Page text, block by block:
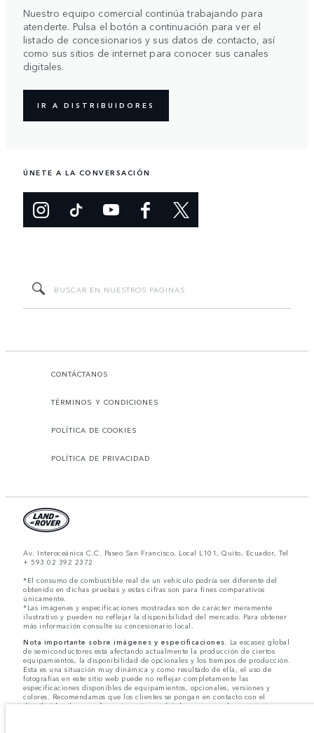
Nuestro equipo comercial continúa trabajando para
atenderte. Pulsa el botón a continuación para ver el
listado de concesionarios y sus datos de contacto, así
como sus sitios de internet para conocer sus canales
digitales.
IR A DISTRIBUIDORES
ÚNETE A LA CONVERSACIÓN
CONTÁCTANOS
TÉRMINOS Y CONDICIONES
POLÍTICA DE COOKIES
POLÍTICA DE PRIVACIDAD
Av. Interoceánica C.C. Paseo San Francisco, Local L101, Quito, Ecuador, Tel
+ 593 02 392 2372
*El consumo de combustible real de un vehículo podría ser diferente del
obtenido en dichas pruebas y estas cifras son para fines comparativos
únicamente.
*Las imágenes y especificaciones mostradas son de carácter meramente
ilustrativo y pueden no reflejar la disponibilidad del mercado. Para obtener
más información consulte su concesionario local.
Nota importante sobre imágenes y especificaciones. La escasez global
de semiconductores está afectando actualmente la producción de ciertos
equipamientos, la disponibilidad de opcionales y los tiempos de producción.
Esta es una situación muy dinámica y como resultado de ella, el uso de
fotografías en este sitio web puede no reflejar completamente las
especificaciones disponibles de equipamientos, opcionales, versiones y
colores. Recomendamos que los clientes se pongan en contacto con el
distribuidor de su preferencia, quien podrá dar a conocer las restricciones